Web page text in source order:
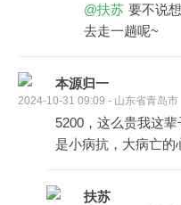
@扶苏 要不说
去走一趟呢~
本源归一
2024-10-31 09:09 - 山东省青岛市
5200，这么贵我这
是小病抗，大病亡的
扶苏